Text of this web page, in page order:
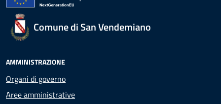
Comune di San Vendemiano
AMMINISTRAZIONE
Organi di governo
Aree amministrative